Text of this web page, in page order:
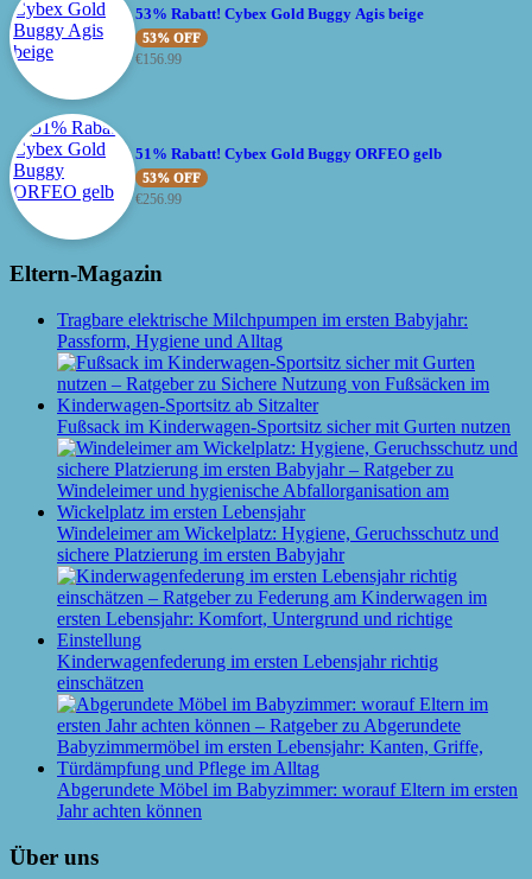
53% Rabatt! Cybex Gold Buggy Agis beige
53% OFF
€156.99
51% Rabatt! Cybex Gold Buggy ORFEO gelb
53% OFF
€256.99
Eltern-Magazin
Tragbare elektrische Milchpumpen im ersten Babyjahr:
Passform, Hygiene und Alltag
Fußsack im Kinderwagen-Sportsitz sicher mit Gurten nutzen
Windeleimer am Wickelplatz: Hygiene, Geruchsschutz und
sichere Platzierung im ersten Babyjahr
Kinderwagenfederung im ersten Lebensjahr richtig
einschätzen
Abgerundete Möbel im Babyzimmer: worauf Eltern im ersten
Jahr achten können
Über uns